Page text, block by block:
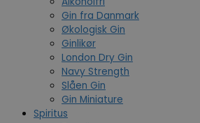
Gin fra Danmark
Økologisk Gin
Ginlikør
London Dry Gin
Navy Strength
Slåen Gin
Gin Miniature
Spiritus